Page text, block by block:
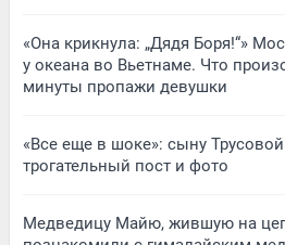
«Она крикнула: „Дядя Боря!“»
у океана во Вьетнаме. Что
минуты пропажи девушки
«Все еще в шоке»: сыну
трогательный пост и фото
Медведицу Майю, жившую на